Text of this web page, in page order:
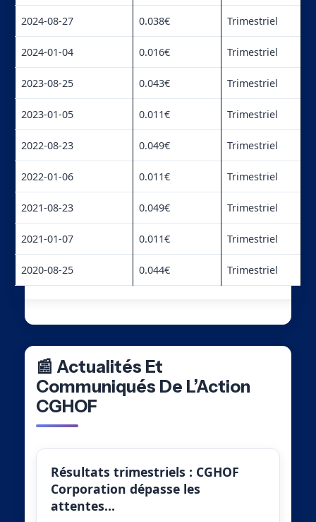
2024-08-27 0.038€ Trimestriel
2024-01-04 0.016€ Trimestriel
2023-08-25 0.043€ Trimestriel
2023-01-05 0.011€ Trimestriel
2022-08-23 0.049€ Trimestriel
2022-01-06 0.011€ Trimestriel
2021-08-23 0.049€ Trimestriel
2021-01-07 0.011€ Trimestriel
2020-08-25 0.044€ Trimestriel
📰 Actualités Et
Communiqués De L’Action
CGHOF
Résultats trimestriels : CGHOF
Corporation dépasse les
attentes…